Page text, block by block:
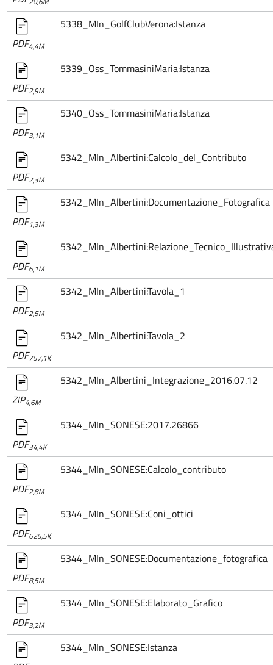
PDF4,4M
5338_MIn_GolfClubVerona:Istanza
PDF2,9M
5339_Oss_TommasiniMaria:Istanza
PDF3,1M
5340_Oss_TommasiniMaria:Istanza
PDF2,3M
5342_MIn_Albertini:Calcolo_del_Contributo
PDF1,3M
5342_MIn_Albertini:Documentazione_Fotografica
PDF6,1M
PDF2,5M
5342_MIn_Albertini:Tavola_1
PDF757,1K
5342_MIn_Albertini:Tavola_2
ZIP4,6M
5342_MIn_Albertini_Integrazione_2016.07.12
PDF34,4K
5344_MIn_SONESE:2017.26866
PDF2,8M
5344_MIn_SONESE:Calcolo_contributo
PDF625,5K
5344_MIn_SONESE:Coni_ottici
PDF8,5M
5344_MIn_SONESE:Documentazione_fotografica
PDF3,2M
5344_MIn_SONESE:Elaborato_Grafico
5344_MIn_SONESE:Istanza